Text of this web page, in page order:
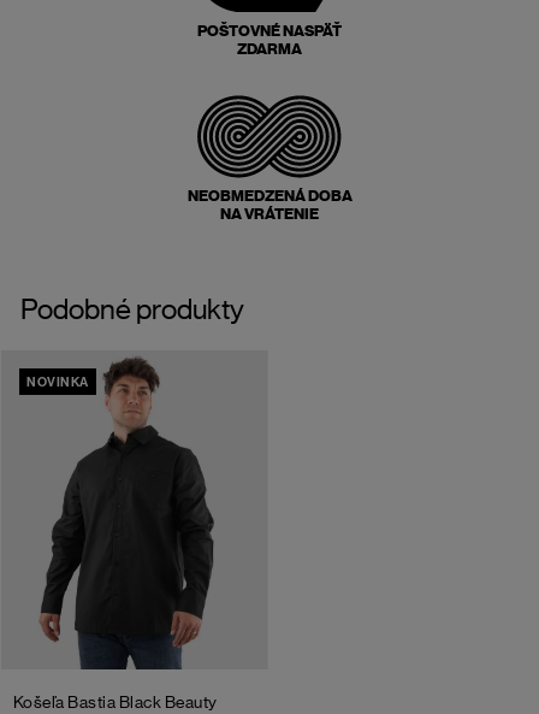
POŠTOVNÉ NASPÄŤ
ZDARMA
NEOBMEDZENÁ DOBA
NA VRÁTENIE
Podobné produkty
NOVINKA
Košeľa Bastia Black Beauty